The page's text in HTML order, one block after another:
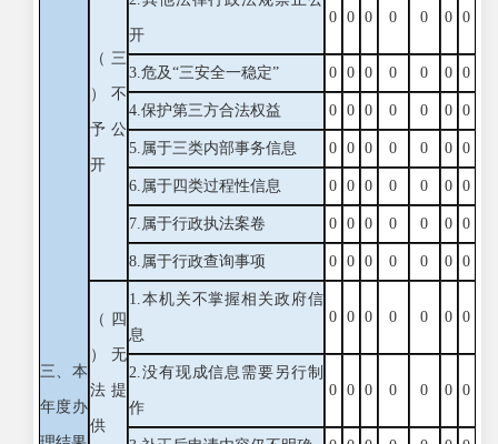
三、本
年度办
（三
）不
予公
开
开
0 0 0 0 0 0 0
3.危及“三安全一稳定” 0 0 0 0 0 0 0
4.保护第三方合法权益 0 0 0 0 0 0 0
5.属于三类内部事务信息 0 0 0 0 0 0 0
6.属于四类过程性信息 0 0 0 0 0 0 0
7.属于行政执法案卷 0 0 0 0 0 0 0
8.属于行政查询事项 0 0 0 0 0 0 0
（四
）无
法提
供
1.本机关不掌握相关政府信
息
0 0 0 0 0 0 0
2.没有现成信息需要另行制
作
0 0 0 0 0 0 0